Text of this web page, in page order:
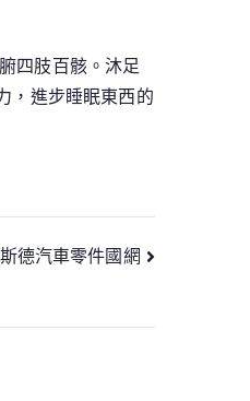
四肢百骸。沐足
，進步睡眠東西的
德汽車零件國網